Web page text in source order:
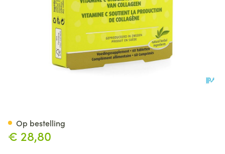
€ 28,80
Op bestelling